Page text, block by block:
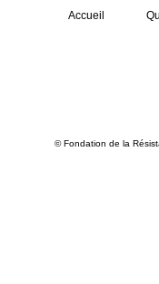
Accueil
© Fondation de la